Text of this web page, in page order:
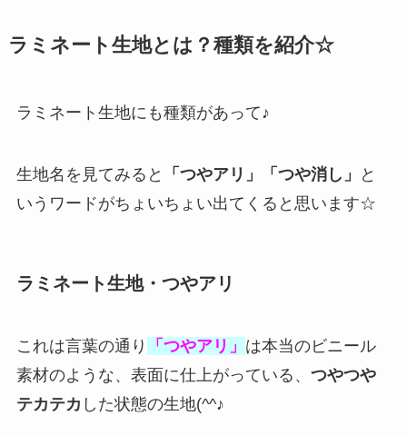
ラミネート生地とは？種類を紹介☆
ラミネート生地にも種類があって♪
生地名を見てみると 「つやアリ」「つや消し」
と
いうワードがちょいちょい出てくると思います☆
ラミネート生地・つやアリ
これは言葉の通り 「つやアリ」 は本当のビニール
素材のような、表面に仕上がっている、 つやつや
テカテカ した状態の生地(^^♪